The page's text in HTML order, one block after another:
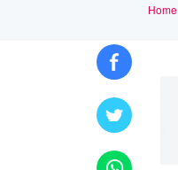
Home